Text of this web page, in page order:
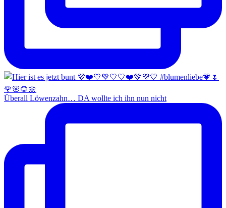
Überall Löwenzahn… DA wollte ich ihn nun nicht